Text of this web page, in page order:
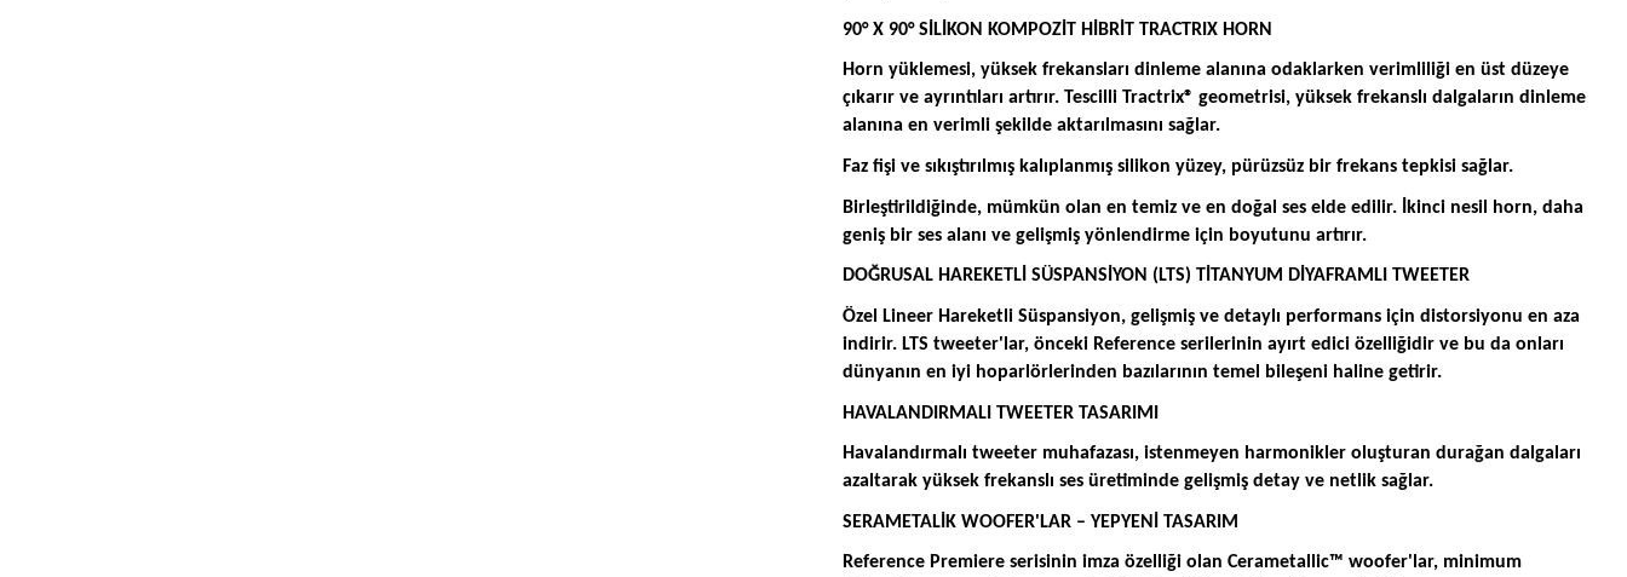
90° X 90° SİLİKON KOMPOZİT HİBRİT TRACTRIX HORN
Horn yüklemesi, yüksek frekansları dinleme alanına odaklarken verimliliği en üst düzeye
çıkarır ve ayrıntıları artırır. Tescilli Tractrix® geometrisi, yüksek frekanslı dalgaların dinleme
alanına en verimli şekilde aktarılmasını sağlar.
Faz fişi ve sıkıştırılmış kalıplanmış silikon yüzey, pürüzsüz bir frekans tepkisi sağlar.
Birleştirildiğinde, mümkün olan en temiz ve en doğal ses elde edilir. İkinci nesil horn, daha
geniş bir ses alanı ve gelişmiş yönlendirme için boyutunu artırır.
DOĞRUSAL HAREKETLİ SÜSPANSİYON (LTS) TİTANYUM DİYAFRAMLI TWEETER
Özel Lineer Hareketli Süspansiyon, gelişmiş ve detaylı performans için distorsiyonu en aza
indirir. LTS tweeter'lar, önceki Reference serilerinin ayırt edici özelliğidir ve bu da onları
dünyanın en iyi hoparlörlerinden bazılarının temel bileşeni haline getirir.
HAVALANDIRMALI TWEETER TASARIMI
Havalandırmalı tweeter muhafazası, istenmeyen harmonikler oluşturan durağan dalgaları
azaltarak yüksek frekanslı ses üretiminde gelişmiş detay ve netlik sağlar.
SERAMETALİK WOOFER'LAR – YEPYENİ TASARIM
Reference Premiere serisinin imza özelliği olan Cerametallic™ woofer'lar, minimum